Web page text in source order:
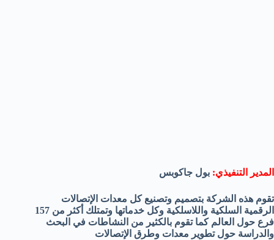
المدير التنفيذي: بول جاكوبس
تقوم هذه الشركة بتصميم وتصنيع كل معدات الإتصالات
الرقمية السلكية واللاسلكية وكل خدماتها وتمتلك أكثر من 157
فرع حول العالم كما تقوم بالكثير من النشاطات في البحث
والدراسة حول تطوير معدات وطرق الإتصالات